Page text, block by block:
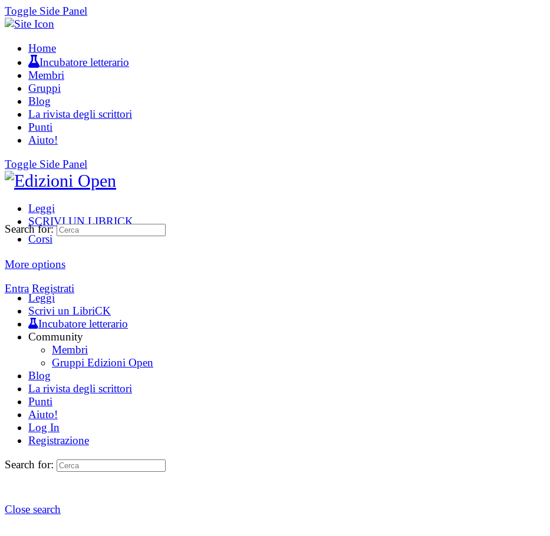
Toggle Side Panel
Home
Incubatore letterario
Membri
Gruppi
Blog
La rivista degli scrittori
Punti
Aiuto!
Toggle Side Panel
Leggi
SCRIVI UN LIBRICK
Corsi
More options
Entra Registrati
Search for:
Leggi
Scrivi un LibriCK
Incubatore letterario
Community
Membri
Gruppi Edizioni Open
Blog
La rivista degli scrittori
Punti
Aiuto!
Log In
Registrazione
Search for:
Close search